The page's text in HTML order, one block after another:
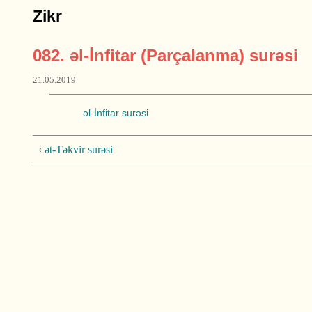
Zikr
082. əl-İnfitar (Parçalanma) surəsi
21.05.2019
əl-İnfitar surəsi
‹ ət-Təkvir surəsi